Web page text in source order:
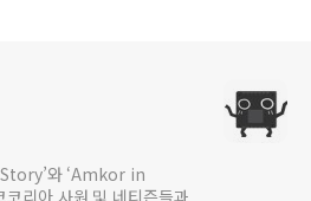
와 ‘Amkor in